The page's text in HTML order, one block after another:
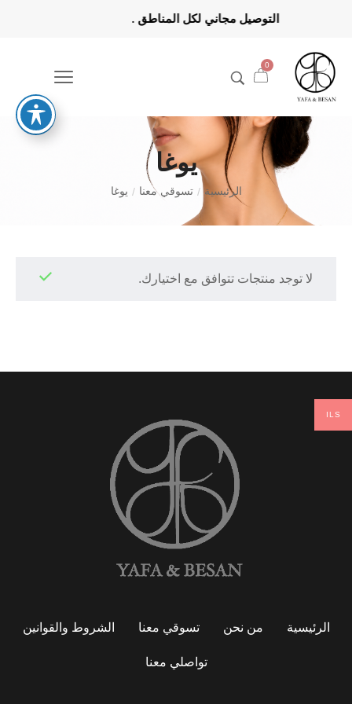
. التوصيل مجاني لكل
0
يوغا
الرئيسية / تسوقي معنا / يوغا
لا توجد منتجات تتوافق مع اختيارك.
الرئيسية من نحن تسوقي معنا الشروط والقوانين
تواصلي معنا
ILS